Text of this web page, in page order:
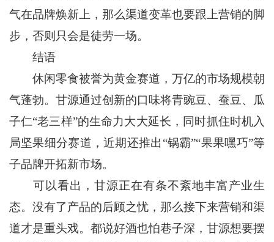
气在品牌焕新上，那么渠道变革也要跟上营销的脚
步，否则只会是徒劳一场。
结语
休闲零食被誉为黄金赛道，万亿的市场规模朝
气蓬勃。甘源通过创新的口味将青豌豆、蚕豆、瓜
子仁“老三样”的生命力大大延长，同时抓住时机入
局坚果细分赛道，近期还推出“锅霸”“果果嘿巧”等
子品牌开拓新市场。
可以看出，甘源正在有条不紊地丰富产业生
态。没有了产品的后顾之忧，那么接下来营销和渠
道才是重头戏。都说好酒也怕巷子深，甘源想要摆